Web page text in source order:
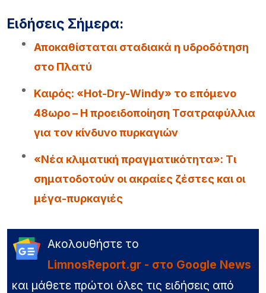
Ειδήσεις Σήμερα:
Αποκαθίσταται σταδιακά η υδροδότηση
στο Πλατύ
Καιρός: «Hot-Dry-Windy» το επόμενο
48ωρο – Η προειδοποίηση Τσατραφύλλια
για τον κίνδυνο πυρκαγιών
«Νέα κλιματική πραγματικότητα»: Τι
σηματοδοτούν οι ακραίες ζέστες και οι
μέγα-πυρκαγιές
Ακολουθήστε το
LimnosReport.gr - στο Google News
και μάθετε πρώτοι όλες τις ειδήσεις από